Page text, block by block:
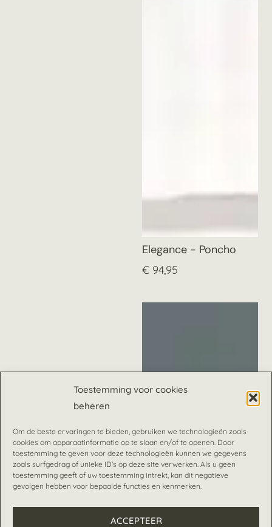
Toestemming voor cookies
beheren
Om de beste ervaringen te bieden, gebruiken we technologieën zoals
cookies om apparaatinformatie op te slaan en/of te openen. Door
toestemming te geven voor deze technologieën kunnen we gegevens
zoals surfgedrag of unieke ID's op deze site verwerken. Als u geen
toestemming geeft of uw toestemming intrekt, kan dit negatieve
gevolgen hebben voor bepaalde functies en kenmerken.
ACCEPTEER
Elegance - Poncho
€ 94,95